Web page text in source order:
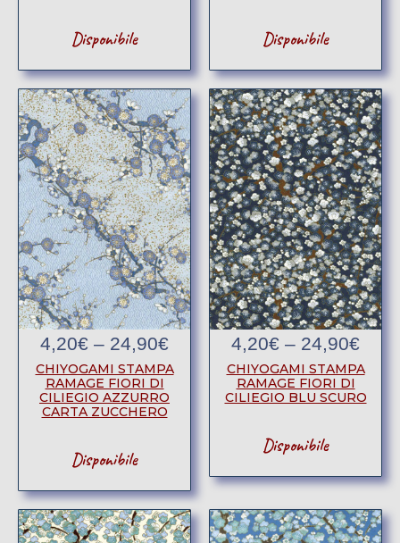
Disponibile Disponibile
4,20€ – 24,90€
CHIYOGAMI STAMPA
RAMAGE FIORI DI
CILIEGIO AZZURRO
CARTA ZUCCHERO
Disponibile
4,20€ – 24,90€
CHIYOGAMI STAMPA
RAMAGE FIORI DI
CILIEGIO BLU SCURO
Disponibile